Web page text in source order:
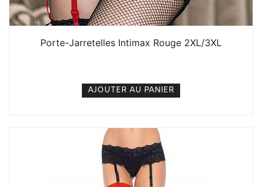
Porte-Jarretelles Intimax Rouge 2XL/3XL
AJOUTER AU PANIER